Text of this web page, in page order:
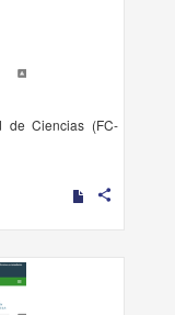
de Ciencias (FC-
share